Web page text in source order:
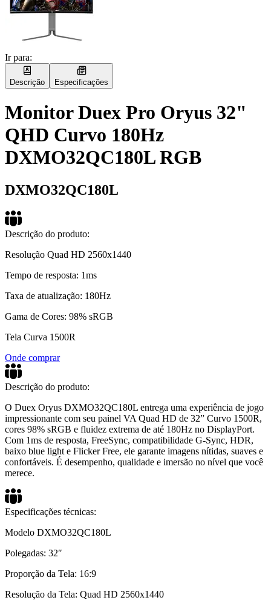
Ir para:
Descrição Especificações
Monitor Duex Pro Oryus 32"
QHD Curvo 180Hz
DXMO32QC180L RGB
DXMO32QC180L
Descrição do produto:
Resolução Quad HD 2560x1440
Tempo de resposta: 1ms
Taxa de atualização: 180Hz
Gama de Cores: 98% sRGB
Tela Curva 1500R
Onde comprar
Descrição do produto:
O Duex Oryus DXMO32QC180L entrega uma experiência de jogo
impressionante com seu painel VA Quad HD de 32” Curvo 1500R,
cores 98% sRGB e fluidez extrema de até 180Hz no DisplayPort.
Com 1ms de resposta, FreeSync, compatibilidade G-Sync, HDR,
baixo blue light e Flicker Free, ele garante imagens nítidas, suaves e
confortáveis. É desempenho, qualidade e imersão no nível que você
merece.
Especificações técnicas:
Modelo DXMO32QC180L
Polegadas: 32″
Proporção da Tela: 16:9
Resolução da Tela: Quad HD 2560x1440